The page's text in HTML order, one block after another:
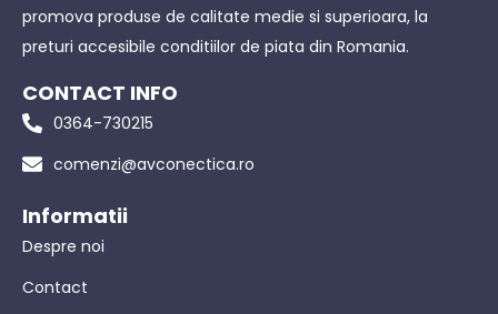
promova produse de calitate medie si superioara, la
preturi accesibile conditiilor de piata din Romania.
CONTACT INFO
0364-730215
comenzi@avconectica.ro
Informatii
Despre noi
Contact